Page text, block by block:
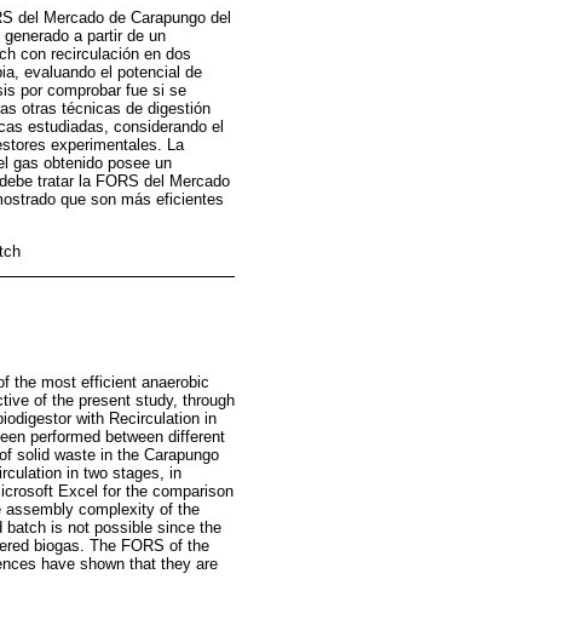
del Mercado de Carapungo del
a partir de un
con recirculación en dos
evaluando el potencial de
por comprobar fue si se
otras técnicas de digestión
estudiadas, considerando el
experimentales. La
gas obtenido posee un
tratar la FORS del Mercado
que son más eficientes
the most efficient anaerobic
of the present study, through
with Recirculation in
performed between different
solid waste in the Carapungo
in two stages, in
Excel for the comparison
assembly complexity of the
batch is not possible since the
biogas. The FORS of the
have shown that they are